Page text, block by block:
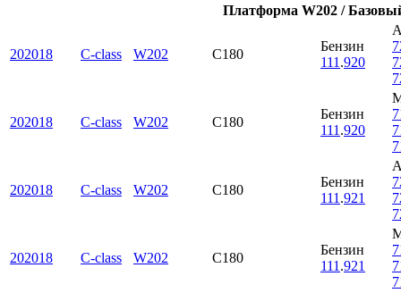
Платформа W202 /
202018 C-class W202 C180
Бензин
111 .920
202018 C-class W202 C180
Бензин
111 .920
202018 C-class W202 C180
Бензин
111 .921
202018 C-class W202 C180
Бензин
111 .921